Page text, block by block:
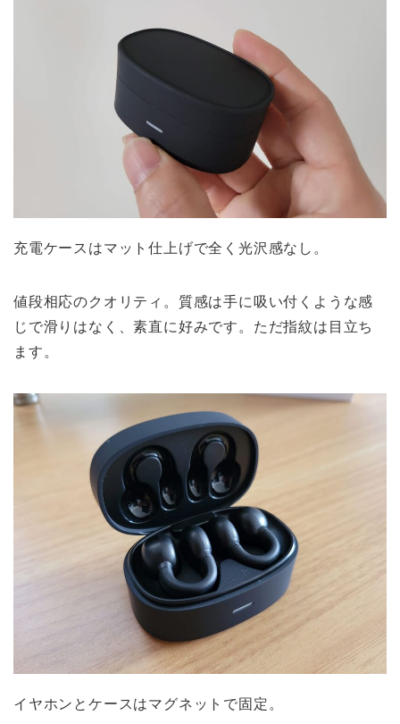
充電ケースはマット仕上げで全く光沢感なし。
値段相応のクオリティ。質感は手に吸い付くような感
じで滑りはなく、素直に好みです。ただ指紋は目立ち
ます。
イヤホンとケースはマグネットで固定。